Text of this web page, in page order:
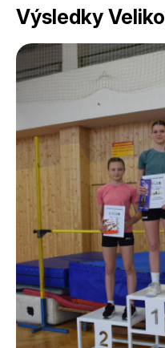
Výsledky